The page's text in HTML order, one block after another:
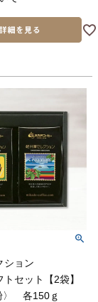
ション
セット【2袋】
各150ｇ